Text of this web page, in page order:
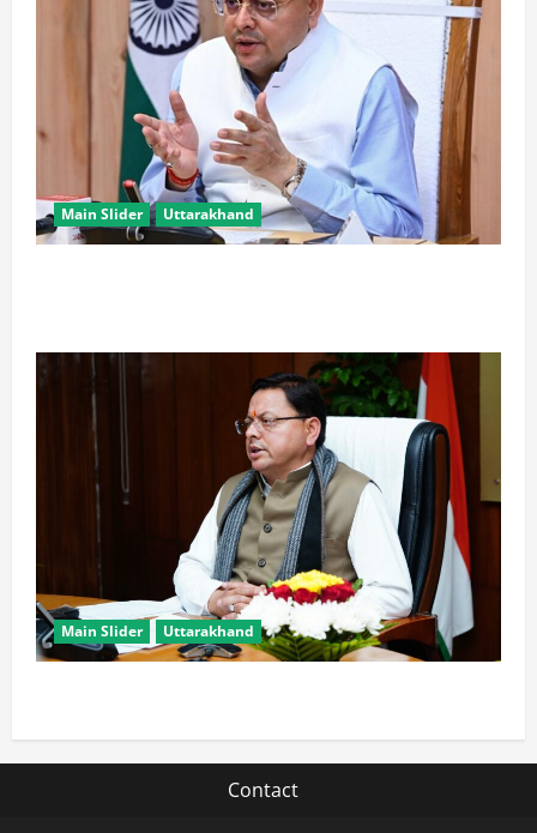
Main Slider Uttarakhand
Main Slider Uttarakhand
Contact